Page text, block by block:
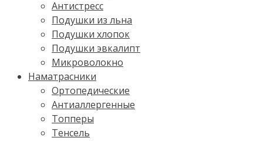
Антистресс
Подушки из льна
Подушки хлопок
Подушки эвкалипт
Микроволокно
Наматрасники
Ортопедические
Антиаллергенные
Топперы
Тенсель